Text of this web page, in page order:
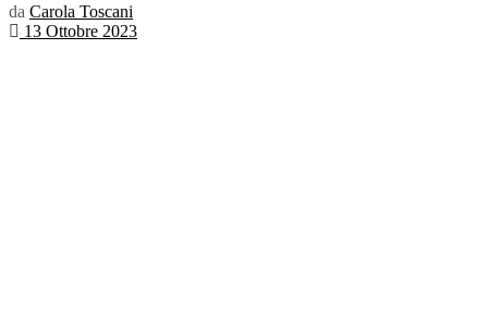
da Carola Toscani
13 Ottobre 2023